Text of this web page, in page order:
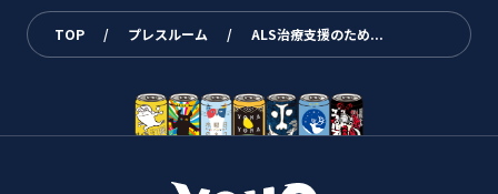
TOP / プレスルーム / ALS治療支援のため...